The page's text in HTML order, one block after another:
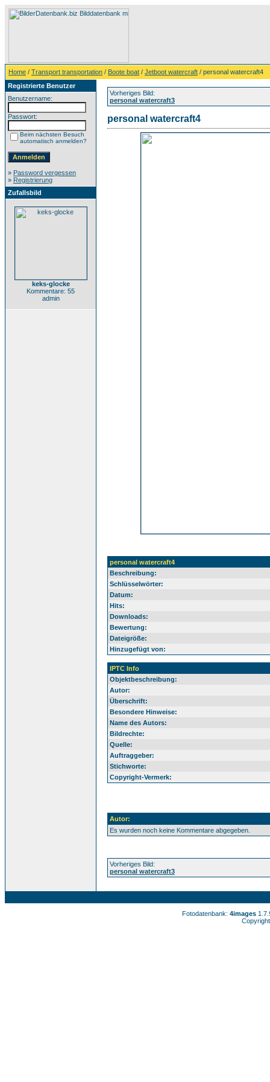
Home / Transport transportation / Boote boat / Jetboot watercraft / personal watercraft4
Registrierte Benutzer
Benutzername:
Passwort:
Beim nächsten Besuch
automatisch anmelden?
» Password vergessen
» Registrierung
Zufallsbild
keks-glocke
Kommentare: 55
admin
Vorheriges Bild:
personal watercraft3
personal watercraft4
personal watercraft4
Beschreibung:
Schlüsselwörter:
Datum:
Hits:
Downloads:
Bewertung:
Dateigröße:
Hinzugefügt von:
IPTC Info
Objektbeschreibung:
Autor:
Überschrift:
Besondere Hinweise:
Name des Autors:
Bildrechte:
Quelle:
Auftraggeber:
Stichworte:
Copyright-Vermerk:
Autor:
Es wurden noch keine Kommentare abgegeben.
Vorheriges Bild:
personal watercraft3
Fotodatenbank: 4images